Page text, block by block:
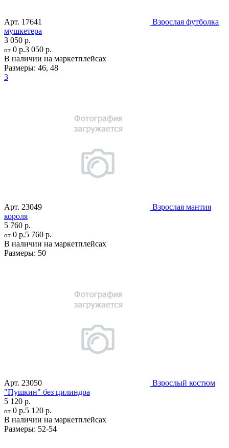
Арт. 17641
Взрослая футболка
мушкетера
3 050 р.
от 0 р.3 050 р.
В наличии на маркетплейсах
Размеры: 46, 48
3
Арт. 23049
Взрослая мантия
короля
5 760 р.
от 0 р.5 760 р.
В наличии на маркетплейсах
Размеры: 50
Арт. 23050
Взрослый костюм
"Пушкин" без цилиндра
5 120 р.
от 0 р.5 120 р.
В наличии на маркетплейсах
Размеры: 52-54